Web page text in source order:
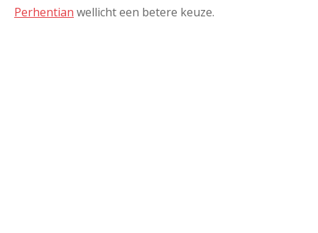
Perhentian wellicht een betere keuze.